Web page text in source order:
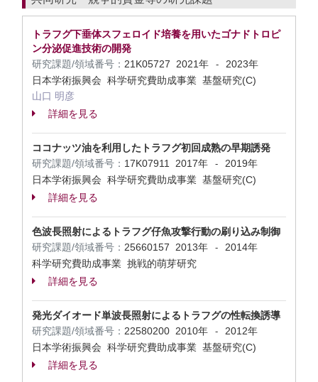
トラフグ下垂体スフェロイド培養を用いたゴナドトロピ
ン分泌促進技術の開発
研究課題/領域番号： 21K05727 2021年 -
2023年
日本学術振興会 科学研究費助成事業 基盤研究(C)
山口 明彦
詳細を見る
ココナッツ油を利用したトラフグ初回成熟の早期誘発
研究課題/領域番号： 17K07911 2017年 -
2019年
日本学術振興会 科学研究費助成事業 基盤研究(C)
詳細を見る
色波長照射によるトラフグ仔魚攻撃行動の刷り込み制御
研究課題/領域番号： 25660157 2013年 -
2014年
科学研究費助成事業 挑戦的萌芽研究
詳細を見る
発光ダイオード単波長照射によるトラフグの性転換誘導
研究課題/領域番号： 22580200 2010年 -
2012年
日本学術振興会 科学研究費助成事業 基盤研究(C)
詳細を見る